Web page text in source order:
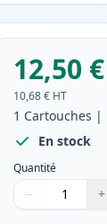
12,50 €
10,68 € HT
1 Cartouches |
En stock
Quantité
Quantité
Utilisez les
− +
Quantité